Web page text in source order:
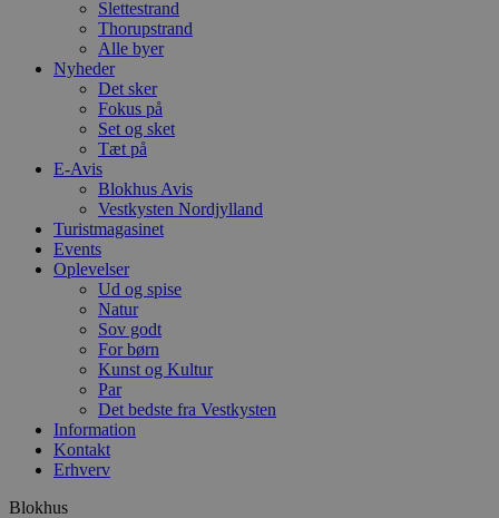
Slettestrand
Thorupstrand
Alle byer
Nyheder
Det sker
Fokus på
Set og sket
Tæt på
E-Avis
Blokhus Avis
Vestkysten Nordjylland
Turistmagasinet
Events
Oplevelser
Ud og spise
Natur
Sov godt
For børn
Kunst og Kultur
Par
Det bedste fra Vestkysten
Information
Kontakt
Erhverv
Blokhus